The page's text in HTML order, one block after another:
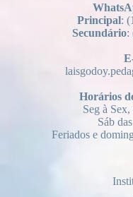
Principal:
Secundário:
Horários
Seg à
Sáb
Feriados e